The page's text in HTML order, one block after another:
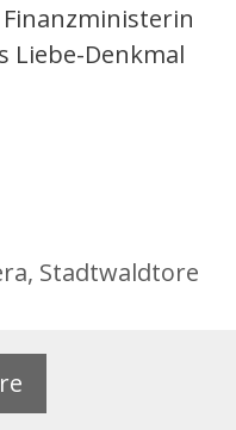
Liebe-Denkmal
, Stadtwaldtore